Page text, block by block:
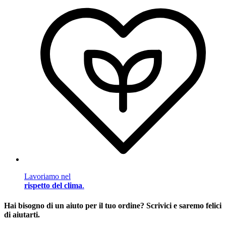
Lavoriamo nel
rispetto del clima.
Hai bisogno di un aiuto per il tuo ordine? Scrivici e saremo felici
di aiutarti.